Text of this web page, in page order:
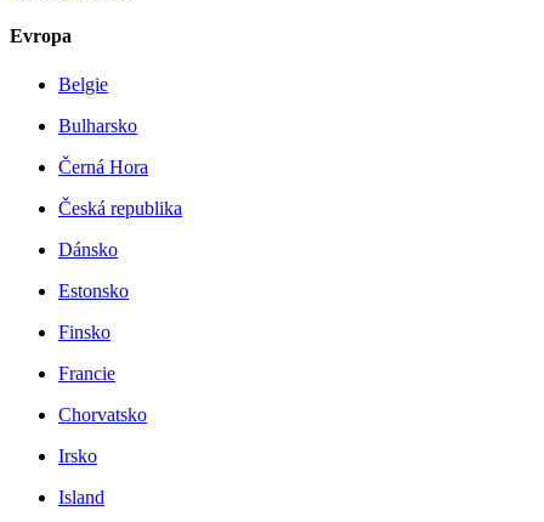
Evropa
Belgie
Bulharsko
Černá Hora
Česká republika
Dánsko
Estonsko
Finsko
Francie
Chorvatsko
Irsko
Island